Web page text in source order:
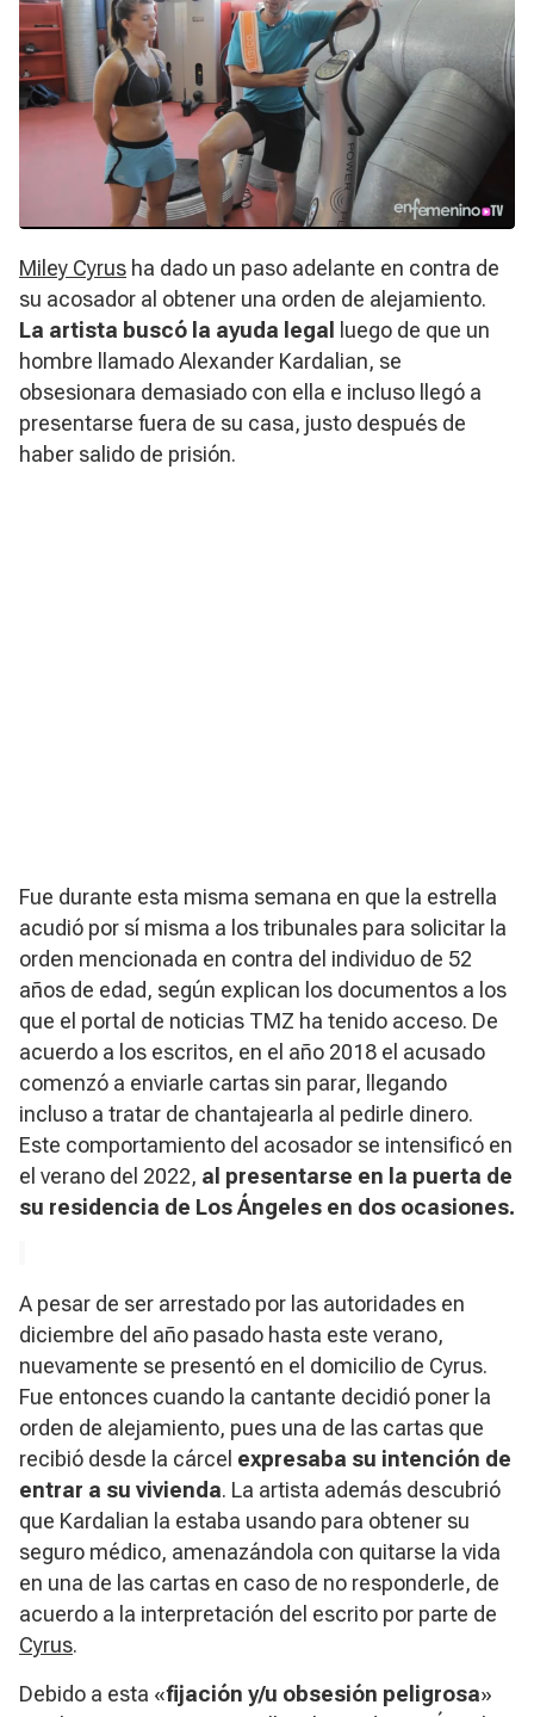
Miley Cyrus ha dado un paso adelante en contra de
su acosador al obtener una orden de alejamiento.
La artista buscó la ayuda legal luego de que un
hombre llamado Alexander Kardalian, se
obsesionara demasiado con ella e incluso llegó a
presentarse fuera de su casa, justo después de
haber salido de prisión.
Fue durante esta misma semana en que la estrella
acudió por sí misma a los tribunales para solicitar la
orden mencionada en contra del individuo de 52
años de edad, según explican los documentos a los
que el portal de noticias TMZ ha tenido acceso. De
acuerdo a los escritos, en el año 2018 el acusado
comenzó a enviarle cartas sin parar, llegando
incluso a tratar de chantajearla al pedirle dinero.
Este comportamiento del acosador se intensificó en
el verano del 2022, al presentarse en la puerta de
su residencia de Los Ángeles en dos ocasiones.
A pesar de ser arrestado por las autoridades en
diciembre del año pasado hasta este verano,
nuevamente se presentó en el domicilio de Cyrus.
Fue entonces cuando la cantante decidió poner la
orden de alejamiento, pues una de las cartas que
recibió desde la cárcel expresaba su intención de
entrar a su vivienda. La artista además descubrió
que Kardalian la estaba usando para obtener su
seguro médico, amenazándola con quitarse la vida
en una de las cartas en caso de no responderle, de
acuerdo a la interpretación del escrito por parte de
Cyrus.
Debido a esta «fijación y/u obsesión peligrosa»